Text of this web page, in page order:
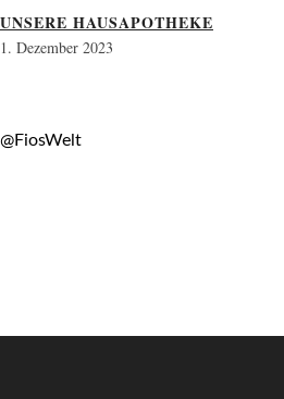
UNSERE HAUSAPOTHEKE
1. Dezember 2023
@FiosWelt